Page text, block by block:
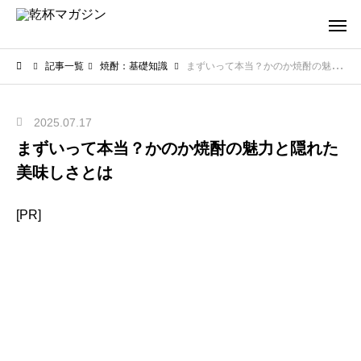
記事一覧 焼酎：基礎知識 まずいって本当？かのか焼酎の魅力と隠れた美味しさとは
2025.07.17
まずいって本当？かのか焼酎の魅力と隠れた
美味しさとは
[PR]